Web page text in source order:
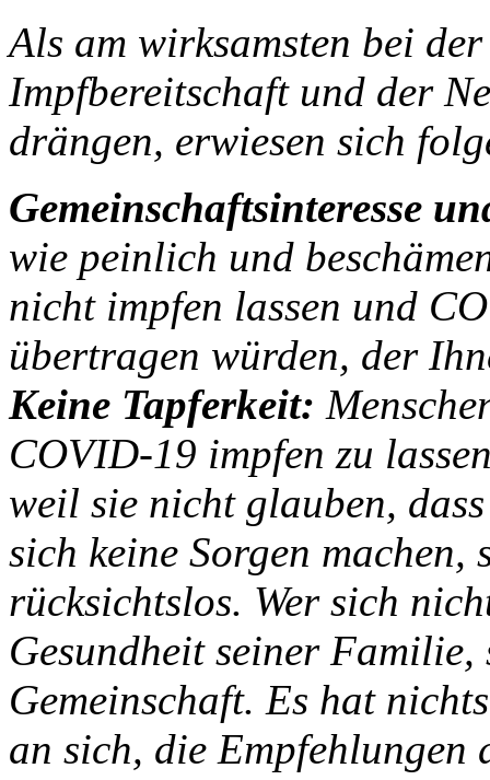
Als am wirksamsten bei
Impfbereitschaft und der
drängen, erwiesen sich
Gemeinschaftsinteresse
wie peinlich und
nicht impfen lassen und
übertragen würden, der
Keine Tapferkeit:
COVID-19 impfen zu
weil sie nicht glauben,
sich keine Sorgen
rücksichtslos. Wer sich
Gesundheit seiner
Gemeinschaft. Es hat
an sich, die Empfehlungen